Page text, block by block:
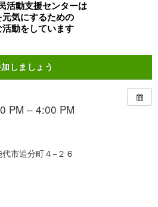
活動支援センターは
元気にするための
活動をしています
しましょう
PM – 4:00 PM
市追分町４−２６